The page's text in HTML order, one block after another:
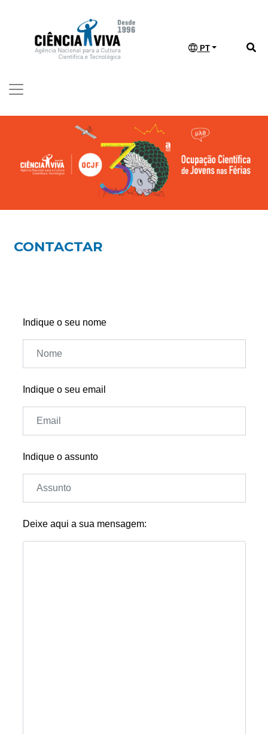
PT
CONTACTAR
Indique o seu nome
Indique o seu email
Indique o assunto
Deixe aqui a sua mensagem: